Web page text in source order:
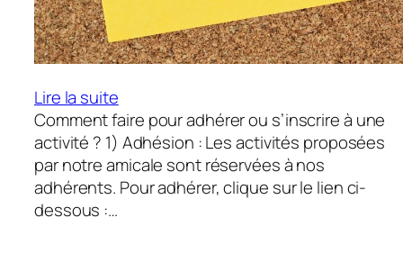
Lire la suite:
Inscription
aux
activités
Comment faire pour adhérer ou s’inscrire à une
activité ? 1) Adhésion : Les activités proposées
par notre amicale sont réservées à nos
adhérents. Pour adhérer, clique sur le lien ci-
dessous :…